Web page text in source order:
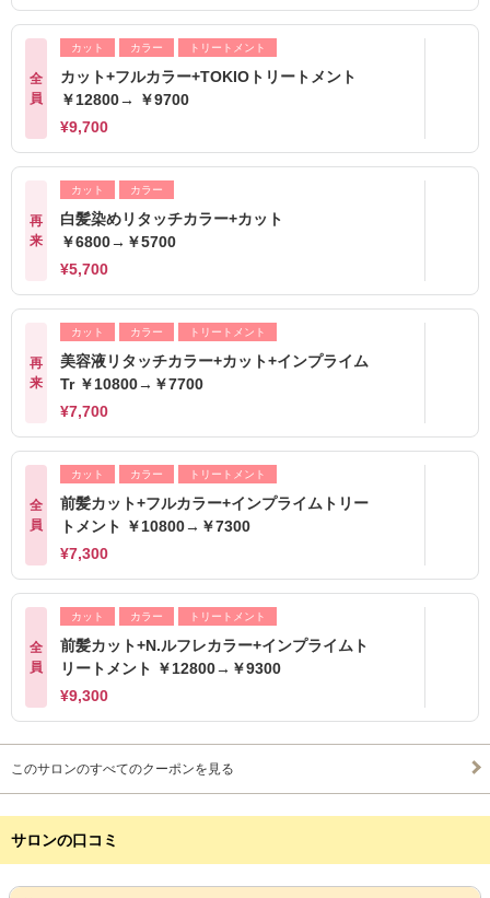
全
員
カット カラー トリートメント
カット+フルカラー+TOKIOトリートメント
￥12800→ ￥9700
¥9,700
再
来
カット カラー
白髪染めリタッチカラー+カット
￥6800→￥5700
¥5,700
再
来
カット カラー トリートメント
美容液リタッチカラー+カット+インプライム
Tr ￥10800→￥7700
¥7,700
全
員
カット カラー トリートメント
前髪カット+フルカラー+インプライムトリー
トメント ￥10800→￥7300
¥7,300
全
員
カット カラー トリートメント
前髪カット+N.ルフレカラー+インプライムト
リートメント ￥12800→￥9300
¥9,300
このサロンのすべてのクーポンを見る
サロンの口コミ
サロンPick Up